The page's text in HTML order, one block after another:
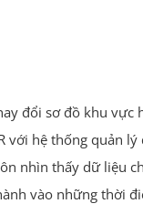
đổi sơ đồ khu vực
với hệ thống quản
nhìn thấy dữ liệu
vào những thời